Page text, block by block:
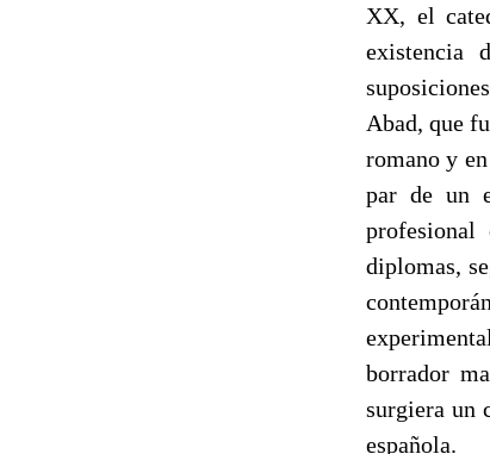
XX, el
existencia
Abad, que
romano y
par de un
diplomas,
borrador
surgiera un
española.